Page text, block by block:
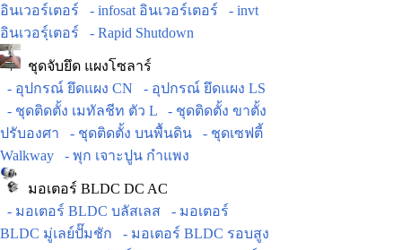
อินเวอร์เตอร์
- infosat อินเวอร์เตอร์
- invt
อินเวอร์ฺเตอร์
- Rapid Shutdown
ชุดจับยึด แผงโซลาร์
- อุปกรณ์ ยึดแผง CN
- อุปกรณ์ ยึดแผง LS
- ชุดติดตั้ง เมทัลชีท ตัว L
- ชุดติดตั้ง ขาตั้ง
ปรับองศา
- ชุดติดตั้ง บนพื้นดิน
- ชุดเซฟตี้
Walkway
- พุก เจาะปูน กำแพง
มอเตอร์ BLDC DC AC
- มอเตอร์ BLDC บลัสเลส
- มอเตอร์
BLDC มู่เลย์ปั๊มชัก
- มอเตอร์ BLDC รอบสูง